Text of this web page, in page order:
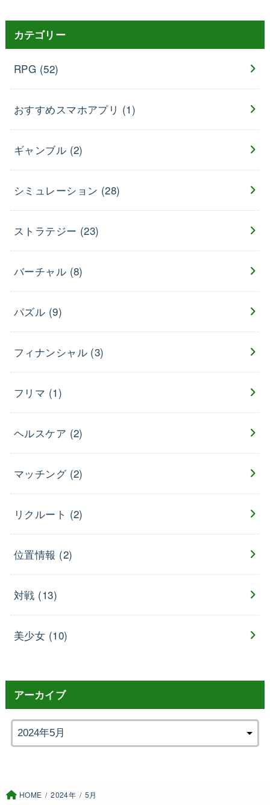
カテゴリー
RPG (52)
おすすめスマホアプリ (1)
ギャンブル (2)
シミュレーション (28)
ストラテジー (23)
バーチャル (8)
パズル (9)
フィナンシャル (3)
フリマ (1)
ヘルスケア (2)
マッチング (2)
リクルート (2)
位置情報 (2)
対戦 (13)
美少女 (10)
アーカイブ
HOME 2024年 5月